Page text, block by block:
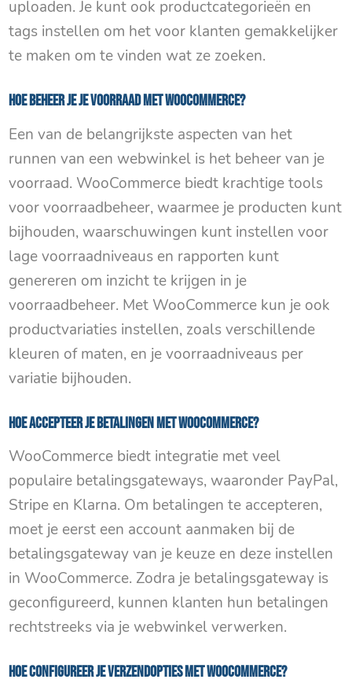
uploaden. Je kunt ook productcategorieën en
tags instellen om het voor klanten gemakkelijker
te maken om te vinden wat ze zoeken.
Hoe beheer je je voorraad met WooCommerce?
Een van de belangrijkste aspecten van het
runnen van een webwinkel is het beheer van je
voorraad. WooCommerce biedt krachtige tools
voor voorraadbeheer, waarmee je producten kunt
bijhouden, waarschuwingen kunt instellen voor
lage voorraadniveaus en rapporten kunt
genereren om inzicht te krijgen in je
voorraadbeheer. Met WooCommerce kun je ook
productvariaties instellen, zoals verschillende
kleuren of maten, en je voorraadniveaus per
variatie bijhouden.
Hoe accepteer je betalingen met WooCommerce?
WooCommerce biedt integratie met veel
populaire betalingsgateways, waaronder PayPal,
Stripe en Klarna. Om betalingen te accepteren,
moet je eerst een account aanmaken bij de
betalingsgateway van je keuze en deze instellen
in WooCommerce. Zodra je betalingsgateway is
geconfigureerd, kunnen klanten hun betalingen
rechtstreeks via je webwinkel verwerken.
Hoe configureer je verzendopties met WooCommerce?